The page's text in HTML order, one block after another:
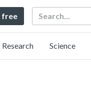
free Search
Research Science